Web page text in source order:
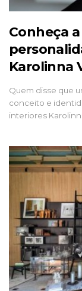
Conheça
Karolinna
Quem disse que
conceito e
interiores